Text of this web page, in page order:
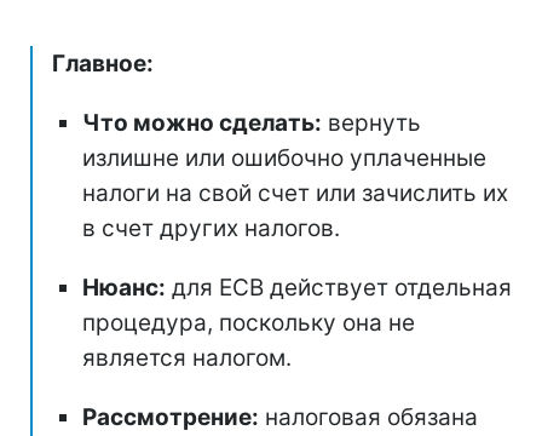
Главное:
Что можно сделать: вернуть
излишне или ошибочно уплаченные
налоги на свой счет или зачислить их
в счет других налогов.
Нюанс: для ЕСВ действует отдельная
процедура, поскольку она не
является налогом.
Рассмотрение: налоговая обязана